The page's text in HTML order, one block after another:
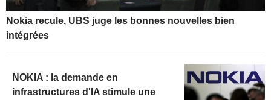
Nokia recule, UBS juge les bonnes nouvelles bien
intégrées
NOKIA : la demande en
infrastructures d'IA stimule une